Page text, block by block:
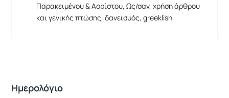
Παρακειμένου & Αορίστου, Ως/σαν, χρήση άρθρου
και γενικής πτώσης, δανεισμός, greeklish
Ημερολόγιο